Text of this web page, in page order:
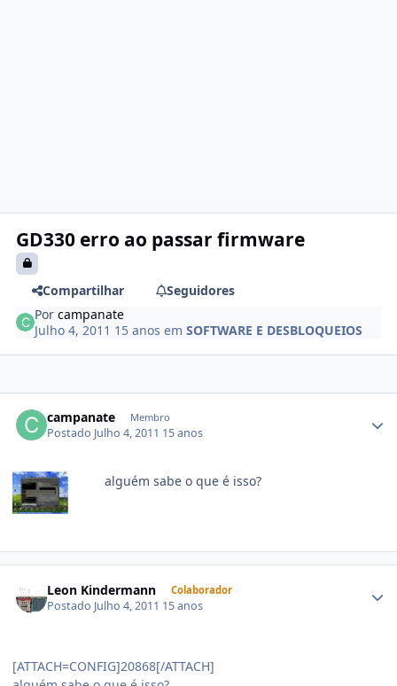
GD330 erro ao passar firmware
Compartilhar
Seguidores
Porcampanate
Julho 4, 2011 15 anos emSOFTWARE E DESBLOQUEIOS
campanate Membro
Postado Julho 4, 2011 15 anos
alguém sabe o que é isso?
Leon Kindermann Colaborador
Postado Julho 4, 2011 15 anos
[ATTACH=CONFIG]20868[/ATTACH]